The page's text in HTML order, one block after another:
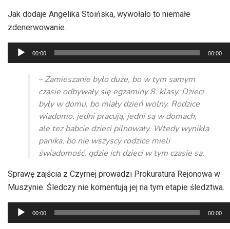
Jak dodaje Angelika Stoińska, wywołało to niemałe
zdenerwowanie.
Odtwarzacz
plików
dźwiękowych
00:00 00:00
– Zamieszanie było duże, bo w tym samym
czasie odbywały się egzaminy 8. klasy. Dzieci
były w domu, bo miały dzień wolny. Rodzice
wiadomo, jedni pracują, jedni są w domach,
ale też babcie dzieci pilnowały. Wtedy wynikła
panika, bo nie wszyscy rodzice mieli
świadomość, gdzie ich dzieci w tym czasie są.
Sprawę zajścia z Czyrnej prowadzi Prokuratura Rejonowa w
Muszynie. Śledczy nie komentują jej na tym etapie śledztwa.
Odtwarzacz
plików
00:00 00:00